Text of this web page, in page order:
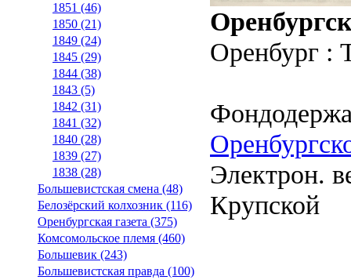
1851 (46)
1850 (21)
1849 (24)
1845 (29)
1844 (38)
1843 (5)
1842 (31)
1841 (32)
1840 (28)
1839 (27)
1838 (28)
Большевистская смена (48)
Белозёрский колхозник (116)
Оренбургская газета (375)
Комсомольское племя (460)
Большевик (243)
Большевистская правда (100)
Оренбург :
Электрон.
Крупской